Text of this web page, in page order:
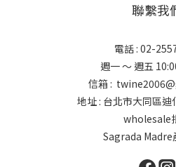
聯繫我
電話 : 02-
週一 ～ 週五
信箱 :
地址 : 台北市大同區
wholesale
Sagrada Madre